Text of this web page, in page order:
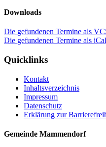
Downloads
Die gefundenen Termine als
Die gefundenen Termine als
Quicklinks
Kontakt
Inhaltsverzeichnis
Impressum
Datenschutz
Erklärung zur
Gemeinde Mammendorf